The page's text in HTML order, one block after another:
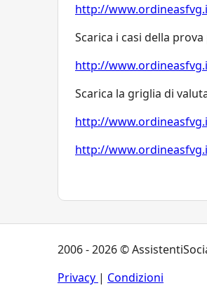
http://
Scarica i casi della
http://
Scarica la griglia di
http://
http://
2006 - 2026 ©
Privacy | Condizioni